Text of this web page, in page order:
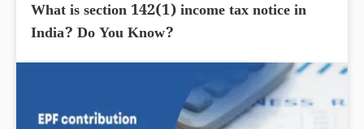
What is section 142(1) income tax notice in
India? Do You Know?